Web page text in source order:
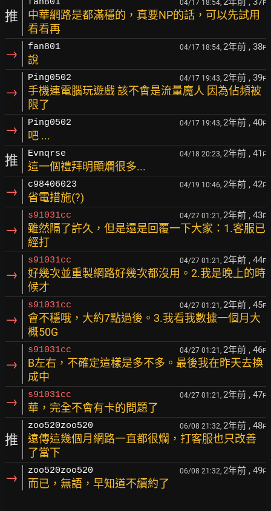
推
fan801 04/17 18:54, F
中華網路是都滿穩的，真要NP的話，可以先試用
看看再
→ fan801 04/17 18:54, 2年前 , 38F
說
→
Ping0502 04/17 19:43, 2年前 , 39F
手機連電腦玩遊戲 該不會是流量魔人 因為佔頻被
限了
→ Ping0502 04/17 19:43, 2年前 , 40F
吧 ...
推 Evnqrse 04/18 20:23, 2年前 , 41 F
這一個禮拜明顯爛很多...
→ c98406023 04/19 10:46, 2年前 , 42F
省電措施(?)
→
s91031cc 04/27 01:21, 2年前 , 43F
雖然隔了許久，但是還是回覆一下大家：1.客服已
經打
→
s91031cc 04/27 01:21, 2年前 , 44F
好幾次並重製網路好幾次都沒用。2.我是晚上的時
候才
→
s91031cc 04/27 01:21, 2年前 , 45F
會不穩哦，大約7點過後。3.我看我數據一個月大
概50G
→
s91031cc 04/27 01:21, 2年前 , 46F
B左右，不確定這樣是多不多。最後我在昨天去換
成中
→ s91031cc 04/27 01:21, 2年前 , 47F
華，完全不會有卡的問題了
推
zoo520zoo520 06/08 21:32, 2年前 , 48F
遠傳這幾個月網路一直都很爛，打客服也只改善
了當下
→ zoo520zoo520 06/08 21:32, 2年前 , 49F
而已，無語，早知道不續約了